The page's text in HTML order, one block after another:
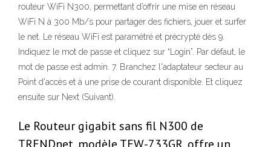
routeur WiFi N300, permettant d’offrir une mise en réseau
WiFi N à 300 Mb/s pour partager des fichiers, jouer et surfer
le net. Le réseau WiFi est paramétré et précrypté dès 9.
Indiquez le mot de passe et cliquez sur “Login”. Par défaut, le
mot de passe est admin. 7. Branchez l'adaptateur secteur au
Point d'accès et à une prise de courant disponible. Et cliquez
ensuite sur Next (Suivant).
Le Routeur gigabit sans fil N300 de